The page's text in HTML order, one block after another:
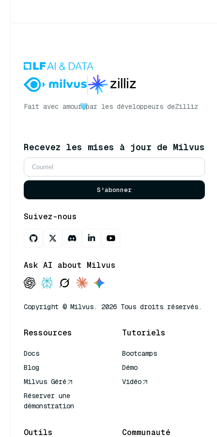
Fait avec amour par les développeurs deZilliz
Recevez les mises à jour de Milvus
S'abonner
Suivez-nous
Ask AI about Milvus
Copyright © Milvus. 2026 Tous droits réservés.
Ressources
Docs
Blog
Milvus Géré
Réserver une
démonstration
Tutoriels
Bootcamps
Démo
Vidéo
Outils Communauté